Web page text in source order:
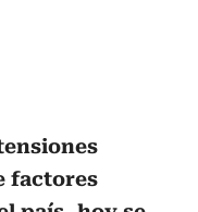
factores